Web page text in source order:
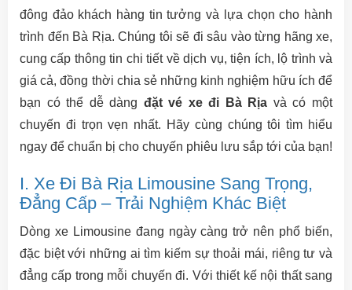
đông đảo khách hàng tin tưởng và lựa chọn cho hành
trình đến Bà Rịa. Chúng tôi sẽ đi sâu vào từng hãng xe,
cung cấp thông tin chi tiết về dịch vụ, tiện ích, lộ trình và
giá cả, đồng thời chia sẻ những kinh nghiệm hữu ích để
bạn có thể dễ dàng đặt vé xe đi Bà Rịa và có một
chuyến đi trọn vẹn nhất. Hãy cùng chúng tôi tìm hiểu
ngay để chuẩn bị cho chuyến phiêu lưu sắp tới của bạn!
I. Xe Đi Bà Rịa Limousine Sang Trọng,
Đẳng Cấp – Trải Nghiệm Khác Biệt
Dòng xe Limousine đang ngày càng trở nên phổ biến,
đặc biệt với những ai tìm kiếm sự thoải mái, riêng tư và
đẳng cấp trong mỗi chuyến đi. Với thiết kế nội thất sang